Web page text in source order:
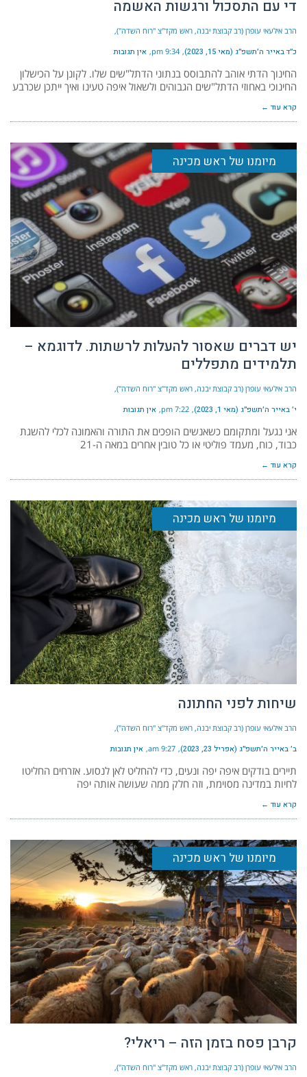
די עם התסכול ורגשות האשמה
הרב אילעאי עופרן (רב קבוצת יבנה, ראש מקד"צ "רוח השדה")
כ״ד באייר ה׳תשפ״ג (מאי 15, 2023) 9:34 pm אין תגובות
החינוך הדתי אוהב להתבוסס בנתוני הדתל"שים שלו. לקונן על הכישלון
החינוכי באחוזי הדתל"שים הגבוהים ולשאול איפה טעינו ואיך ייתכן שכרבע
קרא עוד ←
מיומנו של ראש מכינה
יש דברים שאסור להעלות לרשתות. לדוגמא –
תלמידים מתפללים
הרב אילעאי עופרן (רב קבוצת יבנה, ראש מקד"צ "רוח השדה")
י׳ באייר ה׳תשפ״ג (מאי 1, 2023) 7:22 pm אין תגובות
אני נגעל ומתקומם כשאנשים הופכים את התורה והאמונה לכלי להשגת
כבוד, כוח, מעמד פוליטי או כל טובין אחרים במאה ה-21
קרא עוד ←
מיומנו של ראש מכינה
שיחות לפני החתונה
הרב אילעאי עופרן (רב קבוצת יבנה, ראש מקד"צ "רוח השדה")
ב׳ באייר ה׳תשפ״ג (אפריל 23, 2023) 9:27 am אין תגובות
תיירים בודקים איפה יפה ונעים, כדי להחליט לאן לנסוע. אזרחים החליטו
לחיות במדינה מסוימת, וזה חלק ממה שעושה אותה יפה
קרא עוד ←
מיומנו של ראש מכינה
קרבן פסח בזמן הזה – ריאלי?
הרב אילעאי עופרן (רב קבוצת יבנה, ראש מקד"צ "רוח השדה")